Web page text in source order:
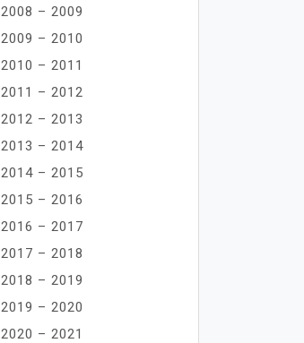
2008 – 2009
2009 – 2010
2010 – 2011
2011 – 2012
2012 – 2013
2013 – 2014
2014 – 2015
2015 – 2016
2016 – 2017
2017 – 2018
2018 – 2019
2019 – 2020
2020 – 2021